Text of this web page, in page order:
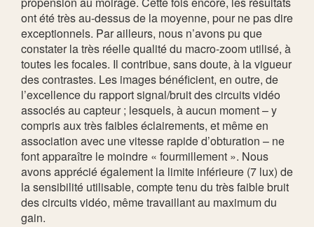
ont été très au-dessus de la moyenne, pour ne pas dire
exceptionnels. Par ailleurs, nous n’avons pu que
constater la très réelle qualité du macro-zoom utilisé, à
toutes les focales. Il contribue, sans doute, à la vigueur
des contrastes. Les images bénéficient, en outre, de
l’excellence du rapport signal/bruit des circuits vidéo
associés au capteur ; lesquels, à aucun moment – y
compris aux très faibles éclairements, et même en
association avec une vitesse rapide d’obturation – ne
font apparaître le moindre « fourmillement ». Nous
avons apprécié également la limite inférieure (7 lux) de
la sensibilité utilisable, compte tenu du très faible bruit
des circuits vidéo, même travaillant au maximum du
gain.